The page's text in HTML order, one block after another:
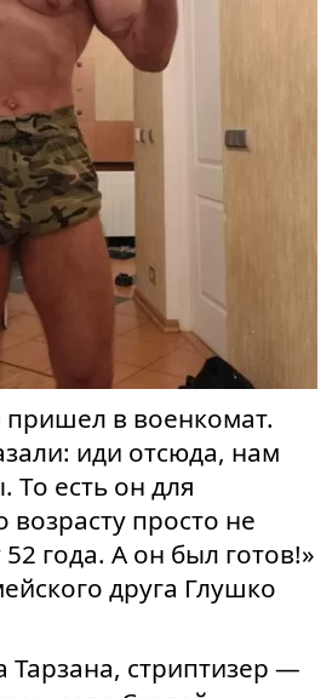
в военкомат.
иди отсюда, нам
есть он для
просто не
года. А он был готов!»
друга Глушко
Тарзана, стриптизер —